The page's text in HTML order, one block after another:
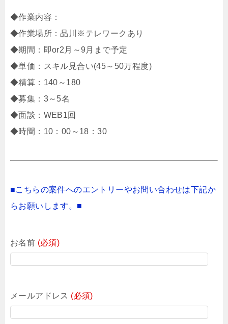
◆作業内容：
◆作業場所：品川※テレワークあり
◆期間：即or2月～9月まで予定
◆単価：スキル見合い(45～50万程度)
◆精算：140～180
◆募集：3～5名
◆面談：WEB1回
◆時間：10：00～18：30
■こちらの案件へのエントリーやお問い合わせは下記か
らお願いします。■
お名前 (必須)
メールアドレス (必須)